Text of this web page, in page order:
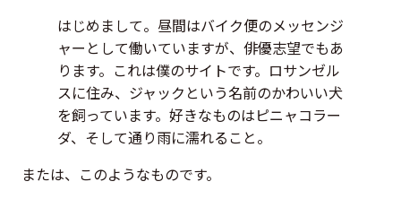
はじめまして。昼間はバイク便のメッセンジ
ャーとして働いていますが、俳優志望でもあ
ります。これは僕のサイトです。ロサンゼル
スに住み、ジャックという名前のかわいい犬
を飼っています。好きなものはピニャコラー
ダ、そして通り雨に濡れること。
または、このようなものです。